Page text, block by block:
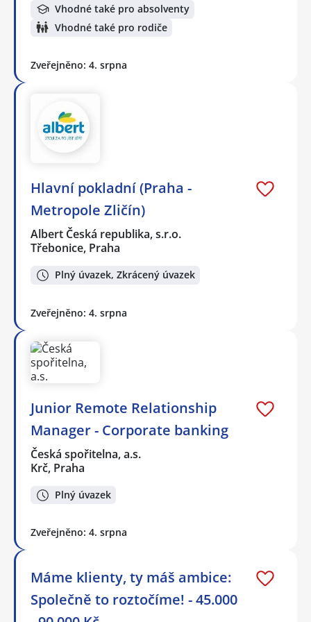
Vhodné také pro absolventy
Vhodné také pro rodiče
Zveřejněno: 4. srpna
Hlavní pokladní (Praha -
Metropole Zličín)
Albert Česká republika, s.r.o.
Třebonice, Praha
Plný úvazek, Zkrácený úvazek
Zveřejněno: 4. srpna
Junior Remote Relationship
Manager - Corporate banking
Česká spořitelna, a.s.
Krč, Praha
Plný úvazek
Zveřejněno: 4. srpna
Máme klienty, ty máš ambice:
Společně to roztočíme! - 45.000